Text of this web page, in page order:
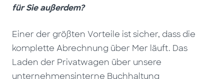
für Sie außerdem?
Einer der größten Vorteile ist sicher, dass die
komplette Abrechnung über Mer läuft. Das
Laden der Privatwagen über unsere
unternehmensinterne Buchhaltung